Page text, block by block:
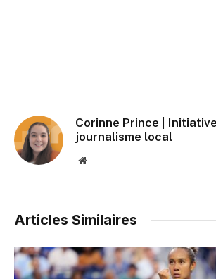
Corinne Prince |
journalisme local
Website
Articles Similaires